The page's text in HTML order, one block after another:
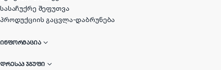
სასაჩუქრე შეფუთვა
პროდუქციის გაცვლა-დაბრუნება
ᲘᲜᲤᲝᲠᲛᲐᲪᲘᲐ
ᲓᲠᲔᲡᲐᲞ ᲯᲒᲣᲤᲘ